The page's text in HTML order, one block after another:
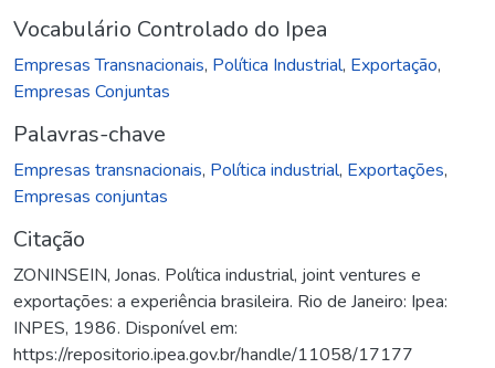
Vocabulário Controlado do Ipea
Empresas Transnacionais, Política Industrial, Exportação,
Empresas Conjuntas
Palavras-chave
Empresas transnacionais, Política industrial, Exportações,
Empresas conjuntas
Citação
ZONINSEIN, Jonas. Política industrial, joint ventures e
exportações: a experiência brasileira. Rio de Janeiro: Ipea:
INPES, 1986. Disponível em:
https://repositorio.ipea.gov.br/handle/11058/17177